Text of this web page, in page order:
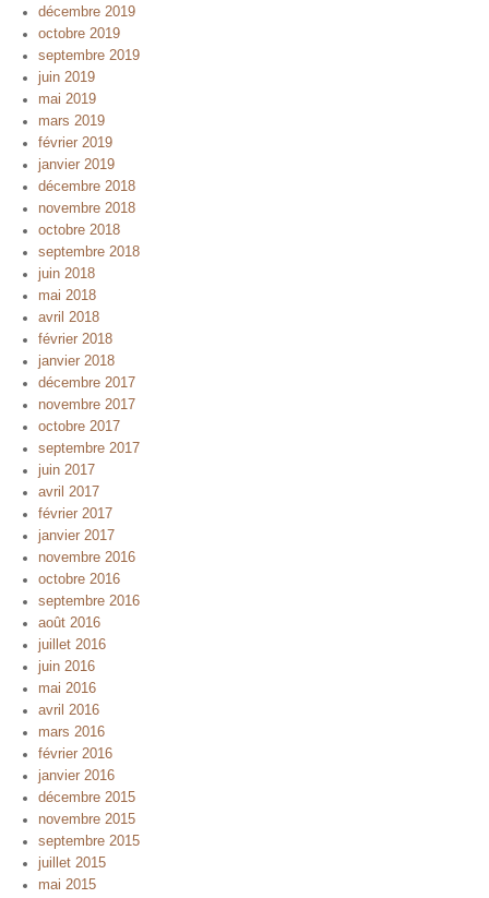
décembre 2019
octobre 2019
septembre 2019
juin 2019
mai 2019
mars 2019
février 2019
janvier 2019
décembre 2018
novembre 2018
octobre 2018
septembre 2018
juin 2018
mai 2018
avril 2018
février 2018
janvier 2018
décembre 2017
novembre 2017
octobre 2017
septembre 2017
juin 2017
avril 2017
février 2017
janvier 2017
novembre 2016
octobre 2016
septembre 2016
août 2016
juillet 2016
juin 2016
mai 2016
avril 2016
mars 2016
février 2016
janvier 2016
décembre 2015
novembre 2015
septembre 2015
juillet 2015
mai 2015